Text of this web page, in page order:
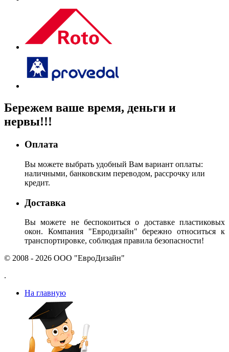
Бережем ваше время, деньги и
нервы!!!
Оплата
Вы можете выбрать удобный Вам вариант оплаты:
наличными, банковским переводом, рассрочку или
кредит.
Доставка
Вы можете не беспокоиться о доставке пластиковых
окон. Компания "Евродизайн" бережно относиться к
транспортировке, соблюдая правила безопасности!
© 2008 - 2026 ООО "ЕвроДизайн"
.
На главную